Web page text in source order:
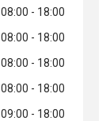
08:00
18:00
08:00
18:00
08:00
18:00
08:00
18:00
09:00
18:00